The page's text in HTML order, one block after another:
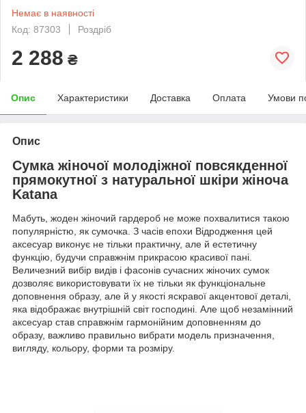
Немає в наявності
Код: 87303
Роздріб
2 288 ₴
Опис Характеристики Доставка Оплата Умови
Опис
Сумка жіночої молодіжної повсякденної
прямокутної з натуральної шкіри жіноча
Katana
Мабуть, жоден жіночий гардероб не може похвалитися такою
популярністю, як сумочка. З часів епохи Відродження цей
аксесуар виконує не тільки практичну, але й естетичну
функцію, будучи справжнім прикрасою красивої пані.
Величезний вибір видів і фасонів сучасних жіночих сумок
дозволяє використовувати їх не тільки як функціональне
доповнення образу, але й у якості яскравої акцентової деталі,
яка відображає внутрішній світ господині. Але щоб незамінний
аксесуар став справжнім гармонійним доповненням до
образу, важливо правильно вибрати модель призначення,
вигляду, кольору, форми та розміру.